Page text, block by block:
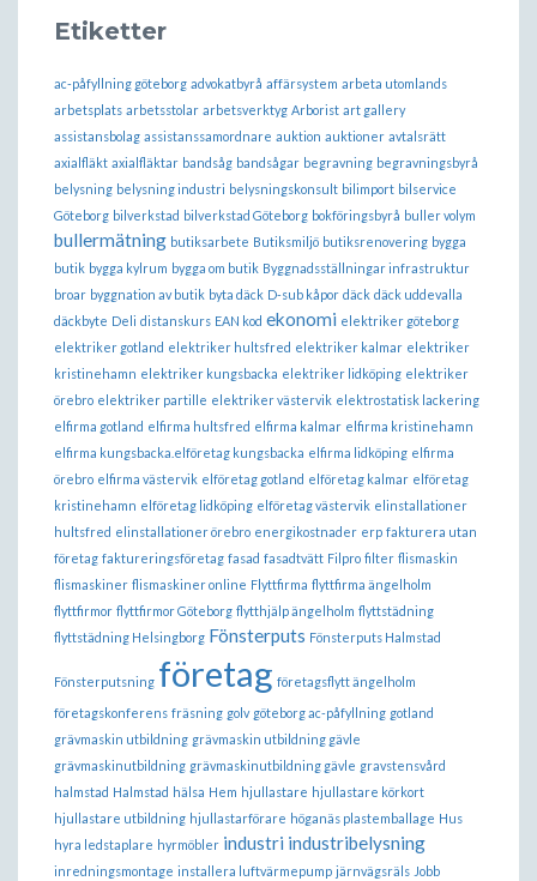
Etiketter
ac-påfyllning göteborg advokatbyrå affärsystem arbeta utomlands
arbetsplats arbetsstolar arbetsverktyg Arborist art gallery
assistansbolag assistanssamordnare auktion auktioner avtalsrätt
axialfläkt axialfläktar bandsåg bandsågar begravning begravningsbyrå
belysning belysning industri belysningskonsult bilimport bilservice
Göteborg bilverkstad bilverkstad Göteborg bokföringsbyrå buller volym
bullermätning butiksarbete Butiksmiljö butiksrenovering bygga
butik bygga kylrum bygga om butik Byggnadsställningar infrastruktur
broar byggnation av butik byta däck D-sub kåpor däck däck uddevalla
däckbyte Deli distanskurs EAN kod ekonomi elektriker göteborg
elektriker gotland elektriker hultsfred elektriker kalmar elektriker
kristinehamn elektriker kungsbacka elektriker lidköping elektriker
örebro elektriker partille elektriker västervik elektrostatisk lackering
elfirma gotland elfirma hultsfred elfirma kalmar elfirma kristinehamn
elfirma kungsbacka.elföretag kungsbacka elfirma lidköping elfirma
örebro elfirma västervik elföretag gotland elföretag kalmar elföretag
kristinehamn elföretag lidköping elföretag västervik elinstallationer
hultsfred elinstallationer örebro energikostnader erp fakturera utan
företag faktureringsföretag fasad fasadtvätt Filpro filter flismaskin
flismaskiner flismaskiner online Flyttfirma flyttfirma ängelholm
flyttfirmor flyttfirmor Göteborg flytthjälp ängelholm flyttstädning
flyttstädning Helsingborg Fönsterputs Fönsterputs Halmstad
Fönsterputsning företag företagsflytt ängelholm
företagskonferens fräsning golv göteborg ac-påfyllning gotland
grävmaskin utbildning grävmaskin utbildning gävle
grävmaskinutbildning grävmaskinutbildning gävle gravstensvård
halmstad Halmstad hälsa Hem hjullastare hjullastare körkort
hjullastare utbildning hjullastarförare höganäs plastemballage Hus
hyra ledstaplare hyrmöbler industri industribelysning
inredningsmontage installera luftvärmepump järnvägsräls Jobb